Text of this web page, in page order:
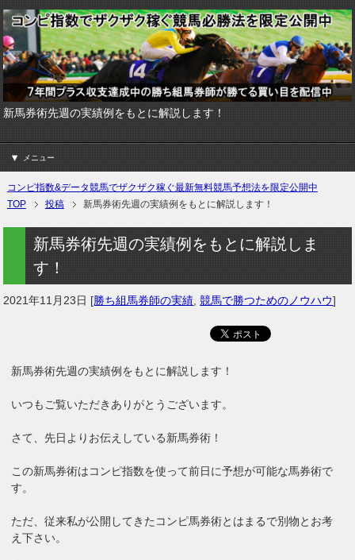
新馬券術先週の実績例をもとに解説します！
メニュー
コンピ指数&データ競馬でザクザク稼ぐ最新無料競馬予想法を限定公開中
TOP
投稿 新馬券術先週の実績例をもとに解説します！
新馬券術先週の実績例をもとに解説しま
す！
2021年11月23日 [勝ち組馬券師の実績,競馬で勝つためのノウハウ]
新馬券術先週の実績例をもとに解説します！
いつもご覧いただきありがとうございます。
さて、先日よりお伝えしている新馬券術！
この新馬券術はコンピ指数を使って前日に予想が可能な馬券術で
す。
ただ、従来私が公開してきたコンピ馬券術とはまるで別物とお考
え下さい。